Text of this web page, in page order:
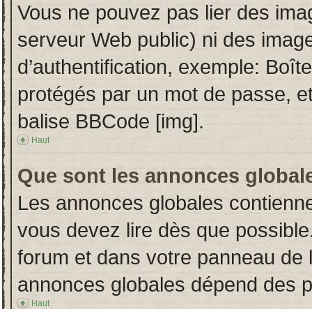
Vous ne pouvez pas lier des
serveur Web public) ni des
d’authentification, exemple:
protégés par un mot de passe,
balise BBCode [img].
Haut
Que sont les annonces
Les annonces globales
vous devez lire dès que
forum et dans votre panneau de
annonces globales dépend des
Haut